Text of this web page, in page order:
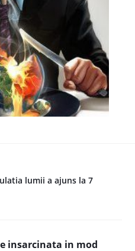
lumii a ajuns la 7
insarcinata in mod